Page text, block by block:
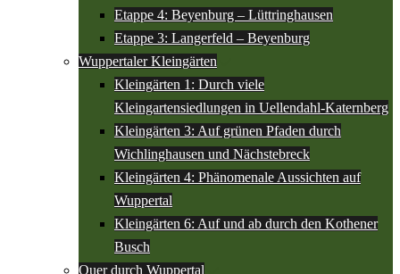
Etappe 4: Beyenburg – Lüttringhausen
Etappe 3: Langerfeld – Beyenburg
Wuppertaler Kleingärten
Kleingärten 1: Durch viele
Kleingartensiedlungen in Uellendahl-Katernberg
Kleingärten 3: Auf grünen Pfaden durch
Wichlinghausen und Nächstebreck
Kleingärten 4: Phänomenale Aussichten auf
Wuppertal
Kleingärten 6: Auf und ab durch den Kothener
Busch
Quer durch Wuppertal